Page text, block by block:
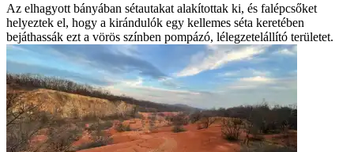
Az elhagyott bányában sétautakat alakítottak ki, és falépcsőket
helyeztek el, hogy a kirándulók egy kellemes séta keretében
bejáthassák ezt a vörös színben pompázó, lélegzetelállító területet.